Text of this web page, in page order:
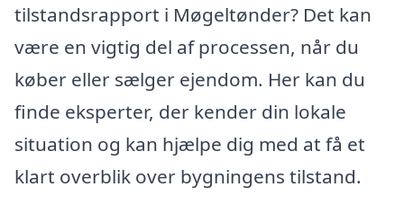
tilstandsrapport i Møgeltønder? Det kan
være en vigtig del af processen, når du
køber eller sælger ejendom. Her kan du
finde eksperter, der kender din lokale
situation og kan hjælpe dig med at få et
klart overblik over bygningens tilstand.